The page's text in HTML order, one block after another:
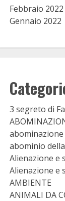
Febbraio 2022
Gennaio 2022
3 segreto di
abominio
Alienazione e
Alienazione e
AMBIENTE
ANIMALI DA